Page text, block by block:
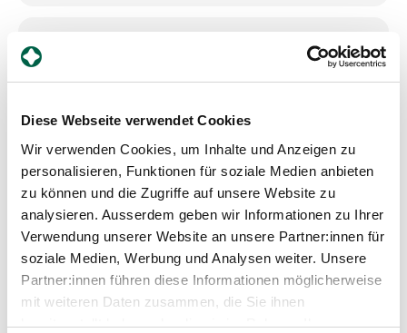
Diese Webseite verwendet Cookies
Wir verwenden Cookies, um Inhalte und Anzeigen zu
personalisieren, Funktionen für soziale Medien anbieten
zu können und die Zugriffe auf unsere Website zu
analysieren. Ausserdem geben wir Informationen zu Ihrer
Verwendung unserer Website an unsere Partner:innen für
soziale Medien, Werbung und Analysen weiter. Unsere
Partner:innen führen diese Informationen möglicherweise
mit weiteren Daten zusammen, die Sie ihnen
bereitgestellt haben oder die sie im Rahmen Ihrer
Ernährungsberatung
Grösse116.7 KiB
herunterladen
Verordnung
92.4 KiB
Jetzt
herunterladen
Verordnung
Logopädie
Grösse59.3 KiB
Jetzt
herunterladen